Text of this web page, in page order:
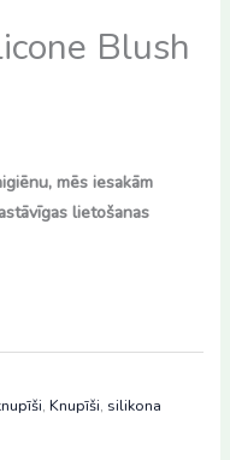
Blush
mēs iesakām
lietošanas
, Knupīši, silikona